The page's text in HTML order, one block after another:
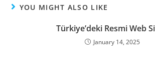
YOU MIGHT ALSO LIKE
Türkiye’deki Resmi Web
January 14, 2025